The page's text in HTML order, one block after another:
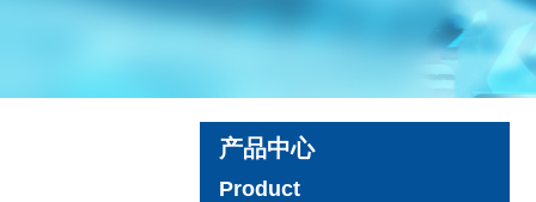
产品中心
Product